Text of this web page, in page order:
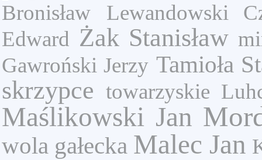
Bronisław
Lewandowski
Edward Żak Stanisław
Gawroński Jerzy Tamioła
skrzypce towarzyskie
Maślikowski Jan
wola gałecka Malec Jan